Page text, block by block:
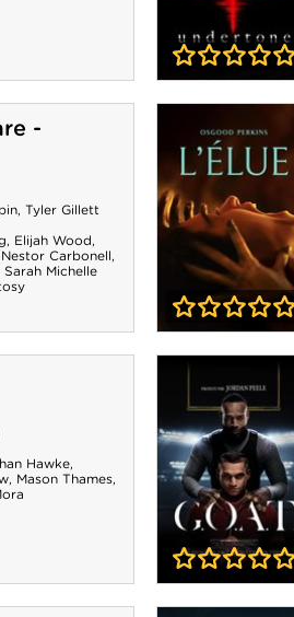
Undertone
-
, Tyler Gillett
, Elijah Wood,
Nestor Carbonell,
Sarah Michelle
L'Élue
Hawke,
, Mason Thames,
G.O.A.T